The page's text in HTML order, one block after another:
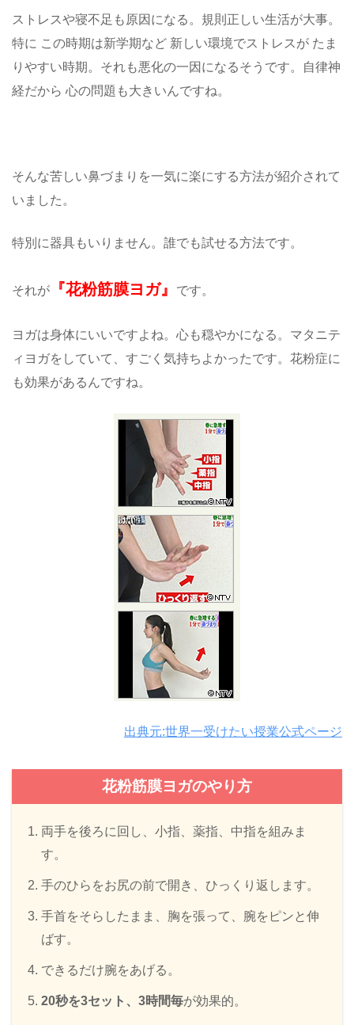
ストレスや寝不足も原因になる。規則正しい生活が大事。
特に この時期は新学期など 新しい環境でストレスが たま
りやすい時期。それも悪化の一因になるそうです。自律神
経だから 心の問題も大きいんですね。
そんな苦しい鼻づまりを一気に楽にする方法が紹介されて
いました。
特別に器具もいりません。誰でも試せる方法です。
それが 『花粉筋膜ヨガ』 です。
ヨガは身体にいいですよね。心も穏やかになる。マタニテ
ィヨガをしていて、すごく気持ちよかったです。花粉症に
も効果があるんですね。
出典元:世界一受けたい授業公式ページ
花粉筋膜ヨガのやり方
両手を後ろに回し、小指、薬指、中指を組みま
す。
手のひらをお尻の前で開き、ひっくり返します。
手首をそらしたまま、胸を張って、腕をピンと伸
ばす。
できるだけ腕をあげる。
20秒を3セット、3時間毎が効果的。